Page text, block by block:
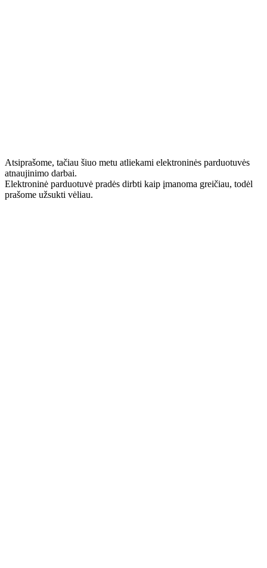
Atsiprašome, tačiau šiuo metu atliekami elektroninės parduotuvės
atnaujinimo darbai.
Elektroninė parduotuvė pradės dirbti kaip įmanoma greičiau, todėl
prašome užsukti vėliau.